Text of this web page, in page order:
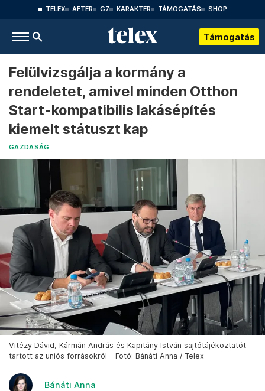
TELEX AFTER G7 KARAKTER TÁMOGATÁS SHOP
Támogatás
Felülvizsgálja a kormány a
rendeletet, amivel minden Otthon
Start-kompatibilis lakásépítés
kiemelt státuszt kap
GAZDASÁG
Vitézy Dávid, Kármán András és Kapitány István sajtótájékoztatót
tartott az uniós forrásokról – Fotó: Bánáti Anna / Telex
Bánáti Anna